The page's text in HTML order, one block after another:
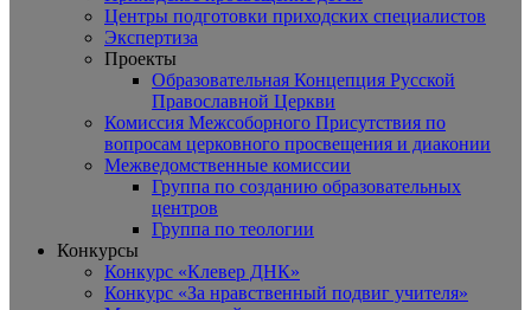
Центры подготовки приходских специалистов
Экспертиза
Проекты
Образовательная Концепция Русской
Православной Церкви
Комиссия Межсоборного Присутствия по
вопросам церковного просвещения и диаконии
Межведомственные комиссии
Группа по созданию образовательных
центров
Группа по теологии
Конкурсы
Конкурс «Клевер ДНК»
Конкурс «За нравственный подвиг учителя»